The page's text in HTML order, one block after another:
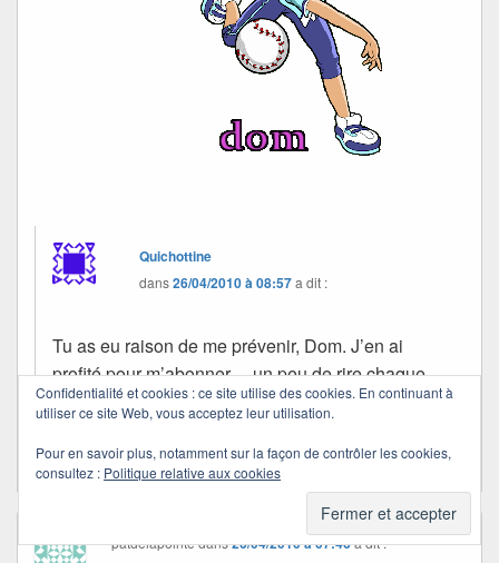
Quichottine
dans26/04/2010 à 08:57a dit :
Tu as eu raison de me prévenir, Dom. J’en ai
profité pour m’abonner… un peu de rire chaque
matin, ça fait du bien ! Bisous et bon début de
semaine à toi.
patdelapointedans26/04/2010 à 07:46a dit :
Confidentialité et cookies : ce site utilise des cookies. En continuant à
utiliser ce site Web, vous acceptez leur utilisation.
Pour en savoir plus, notamment sur la façon de contrôler les cookies,
consultez : Politique relative aux cookies